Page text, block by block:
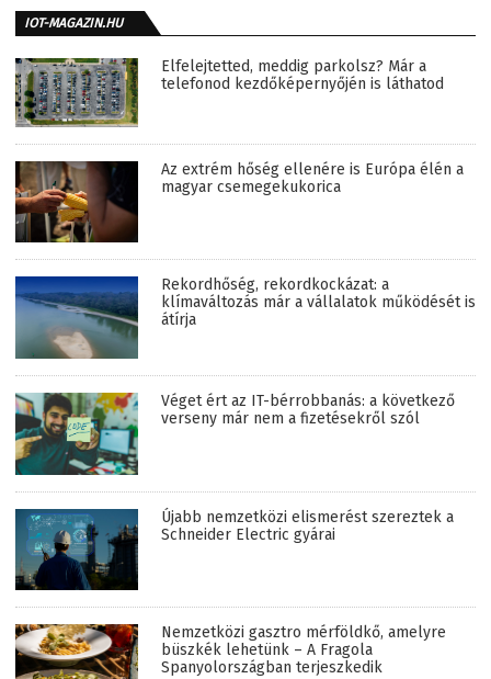
IOT-MAGAZIN.HU
Elfelejtetted, meddig parkolsz? Már a
telefonod kezdőképernyőjén is láthatod
Az extrém hőség ellenére is Európa élén a
magyar csemegekukorica
Rekordhőség, rekordkockázat: a
klímaváltozás már a vállalatok működését is
átírja
Véget ért az IT-bérrobbanás: a következő
verseny már nem a fizetésekről szól
Újabb nemzetközi elismerést szereztek a
Schneider Electric gyárai
Nemzetközi gasztro mérföldkő, amelyre
büszkék lehetünk – A Fragola
Spanyolországban terjeszkedik